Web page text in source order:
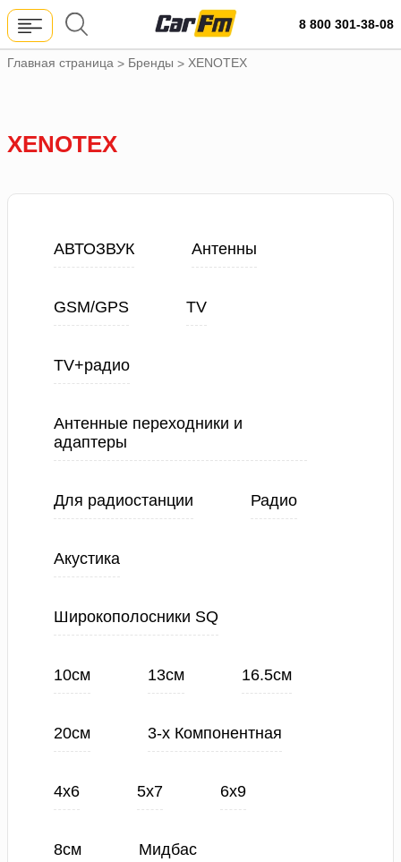
8 800 301-38-08
Главная страница > Бренды > XENOTEX
XENOTEX
АВТОЗВУК Антенны
GSM/GPS TV
TV+радио
Антенные переходники и
адаптеры
Для радиостанции Радио
Акустика
Широкополосники SQ
10см 13см 16.5см
20см 3-х Компонентная
4х6 5х7 6х9
8см Мидбас